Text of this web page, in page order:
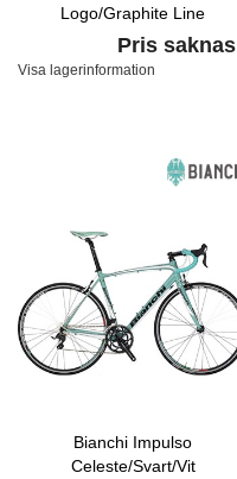
Logo/Graphite Line
Pris saknas
Visa lagerinformation
Bianchi Impulso
Celeste/Svart/Vit